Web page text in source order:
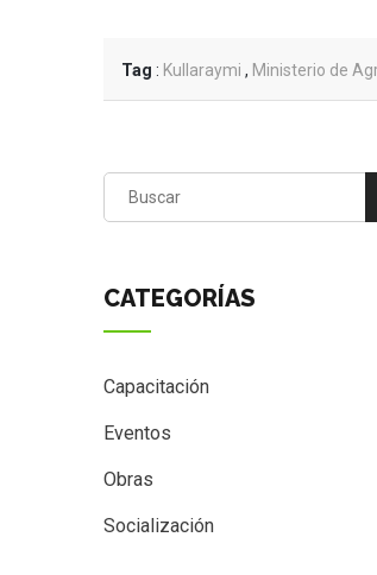
Tag : Kullaraymi , Ministerio de
CATEGORÍAS
Capacitación
Eventos
Obras
Socialización